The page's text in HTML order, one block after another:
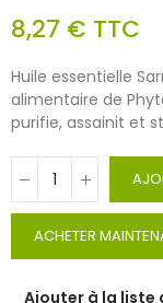
8,27 € TTC
Huile essentielle
alimentaire de
purifie, assainit et
ACHETER
Ajouter à la liste